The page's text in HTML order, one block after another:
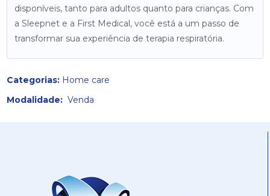
disponíveis, tanto para adultos quanto para crianças. Com
a Sleepnet e a First Medical, você está a um passo de
transformar sua experiência de terapia respiratória.
Categorias: Home care
Modalidade:Venda